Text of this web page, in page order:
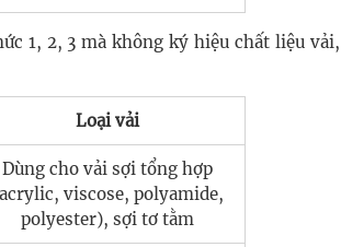
1, 2, 3 mà không ký hiệu chất liệu vải,
Loại vải
Dùng cho vải sợi tổng hợp
viscose, polyamide,
polyester), sợi tơ tằm